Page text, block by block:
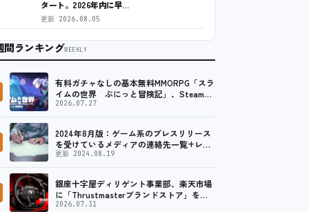
タート。2026年内に早…
更新 2026.08.05
間ランキングWEEKLY
有料ガチャなしの基本無料MMORPG「スラ
イムの世界 ぷにっと冒険記」、Steam向
けの無料体験版が8月末に配信決定
2026.07.27
2024年8月版：ゲーム系のプレスリリース
を受けているメディアの連絡先一覧+レビ
ュー依頼先一覧
更新 2024.08.19
銀座十字屋ディリゲント事業部、楽天市場
に「Thrustmasterブランドストア」をオ
ープン。記念キャンペーンでポイントアッ
2026.07.31